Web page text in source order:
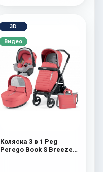
3D
Видео
Коляска 3 в 1 Peg
Perego Book S Breeze